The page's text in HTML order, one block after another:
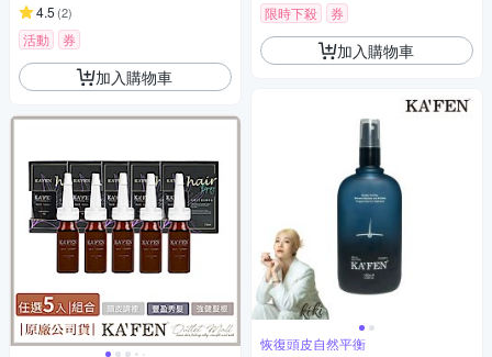
4.5 (2)
活動 券
加入購物車
限時下殺 券
加入購物車
恢復頭皮自然平衡